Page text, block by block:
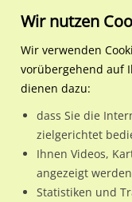
Regionale
Wir nutzen
Wir verwenden
vorübergehend auf
dienen dazu:
dass Sie die
zielgerichtet
Ihnen Videos,
angezeigt werden
Statistiken und